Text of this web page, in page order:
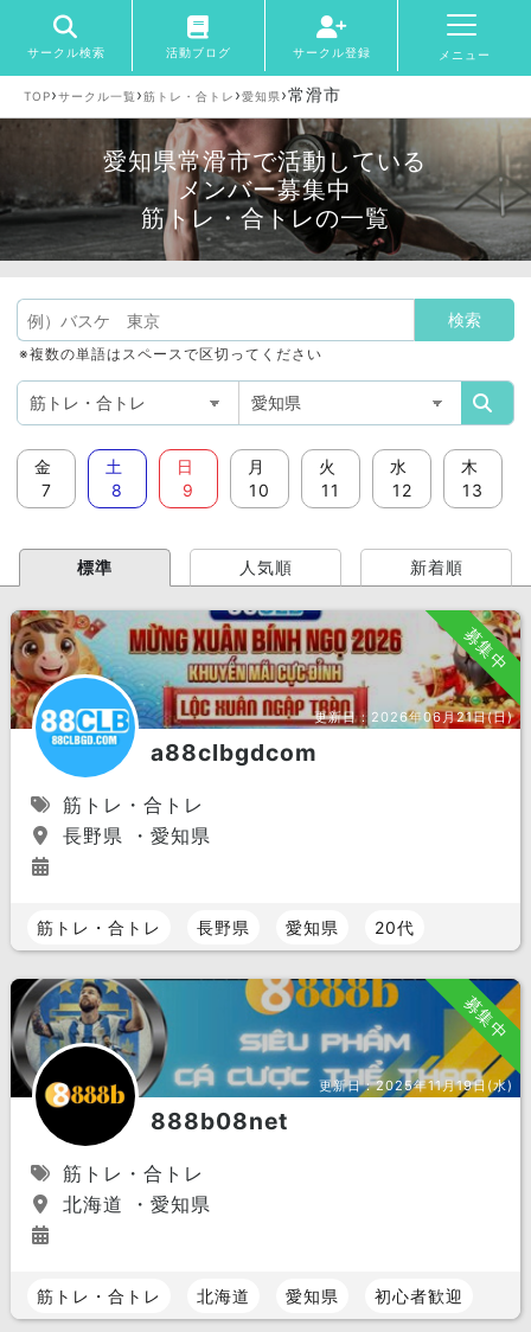
サークル検索 活動ブログ サークル登録 メニュー
TOP›サークル一覧 ›筋トレ・合トレ ›愛知県›常滑市
愛知県常滑市で活動している
メンバー募集中
筋トレ・合トレの一覧
※複数の単語はスペースで区切ってください
金
7
土
8
日
9
月
10
火
11
水
12
木
13
標準 人気順 新着順
募集中
更新日：2026年06月21日(日)
a88clbgdcom
筋トレ・合トレ
長野県 ・愛知県
筋トレ・合トレ 長野県 愛知県 20代
募集中
更新日：2025年11月19日(水)
888b08net
筋トレ・合トレ
北海道 ・愛知県
筋トレ・合トレ 北海道 愛知県 初心者歓迎